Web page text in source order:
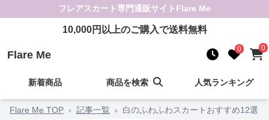
フレアスカート専門通販サイト Flare Me
10,000円以上のご購入で送料無料
Flare Me 0 0
新着商品 商品を検索 人気ランキング
Flare Me TOP › 記事一覧 › 白のふわふわスカートおすすめ12選